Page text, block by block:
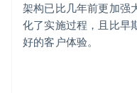
架构已比几年前更加强
化了实施过程，且比早
好的客户体验。